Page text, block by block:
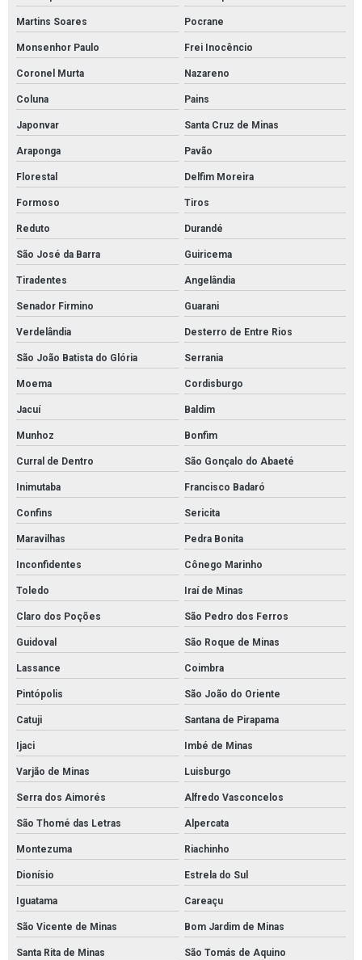
Martins Soares Pocrane
Monsenhor Paulo Frei Inocêncio
Coronel Murta Nazareno
Coluna Pains
Japonvar Santa Cruz de Minas
Araponga Pavão
Florestal Delfim Moreira
Formoso Tiros
Reduto Durandé
São José da Barra Guiricema
Tiradentes Angelândia
Senador Firmino Guarani
Verdelândia Desterro de Entre Rios
São João Batista do Glória Serrania
Moema Cordisburgo
Jacuí Baldim
Munhoz Bonfim
Curral de Dentro São Gonçalo do Abaeté
Inimutaba Francisco Badaró
Confins Sericita
Maravilhas Pedra Bonita
Inconfidentes Cônego Marinho
Toledo Iraí de Minas
Claro dos Poções São Pedro dos Ferros
Guidoval São Roque de Minas
Lassance Coimbra
Pintópolis São João do Oriente
Catuji Santana de Pirapama
Ijaci Imbé de Minas
Varjão de Minas Luisburgo
Serra dos Aimorés Alfredo Vasconcelos
São Thomé das Letras Alpercata
Montezuma Riachinho
Dionísio Estrela do Sul
Iguatama Careaçu
São Vicente de Minas Bom Jardim de Minas
Santa Rita de Minas São Tomás de Aquino